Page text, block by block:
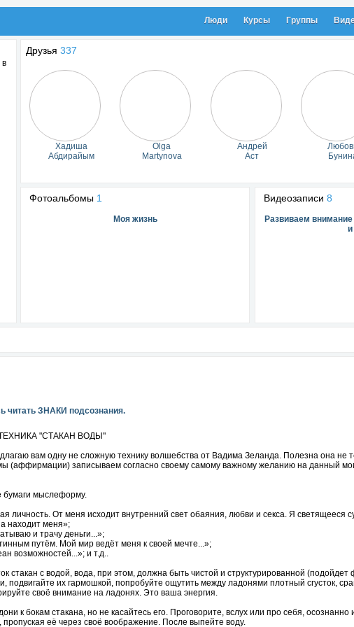
Люди Курсы Группы
Друзья 337
Хадиша
Абдирайым
Olga
Martynova
Андрей
Аст
Фотоальбомы 1
Моя жизнь
Видеозаписи 8
Развиваем
читать ЗНАКИ подсознания.
"СТАКАН ВОДЫ"
вам одну не сложную технику волшебства от Вадима Зеланда. Полезна она не
(аффирмации) записываем согласно своему самому важному желанию на данный
бумаги мыслеформу.
личность. От меня исходит внутренний свет обаяния, любви и секса. Я светящееся
находит меня»;
и трачу деньги...»;
путём. Мой мир ведёт меня к своей мечте...»;
возможностей...»; и т.д..
стакан с водой, вода, при этом, должна быть чистой и структурированной
подвигайте их гармошкой, попробуйте ощутить между ладонями плотный сгусток,
своё внимание на ладонях. Это ваша энергия.
к бокам стакана, но не касайтесь его. Проговорите, вслух или про себя,
её через своё воображение. После выпейте воду.